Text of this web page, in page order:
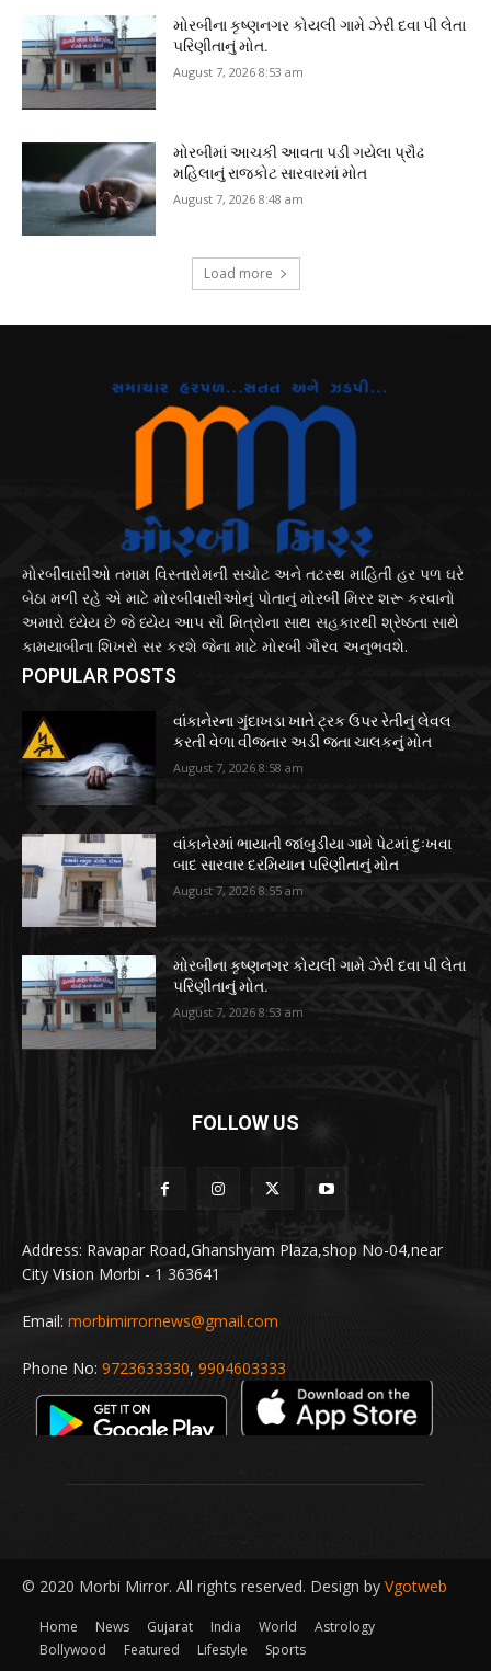
મોરબીના કૃષ્ણનગર કોયલી ગામે ઝેરી દવા પી લેતા
પરિણીતાનું મોત.
August 7, 2026 8:53 am
મોરબીમાં આચકી આવતા પડી ગયેલા પ્રૌઢ
મહિલાનું રાજકોટ સારવારમાં મોત
August 7, 2026 8:48 am
Load more
મોરબીવાસીઓ તમામ વિસ્તારોમની સચોટ અને તટસ્થ માહિતી હર પળ ઘરે
બેઠા મળી રહે એ માટે મોરબીવાસીઓનું પોતાનું મોરબી મિરર શરૂ કરવાનો
અમારો ધ્યેય છે જે ધ્યેય આપ સૌ મિત્રોના સાથ સહકારથી શ્રેષ્ઠતા સાથે
કામયાબીના શિખરો સર કરશે જેના માટે મોરબી ગૌરવ અનુભવશે.
POPULAR POSTS
વાંકાનેરના ગુંદાખડા ખાતે ટ્રક ઉપર રેતીનું લેવલ
કરતી વેળા વીજતાર અડી જતા ચાલકનું મોત
August 7, 2026 8:58 am
વાંકાનેરમાં ભાયાતી જાંબુડીયા ગામે પેટમાં દુઃખવા
બાદ સારવાર દરમિયાન પરિણીતાનું મોત
August 7, 2026 8:55 am
મોરબીના કૃષ્ણનગર કોયલી ગામે ઝેરી દવા પી લેતા
પરિણીતાનું મોત.
August 7, 2026 8:53 am
FOLLOW US
Address: Ravapar Road,Ghanshyam Plaza,shop No-04,near
City Vision Morbi - 1 363641
Email: morbimirrornews@gmail.com
Phone No: 9723633330, 9904603333
© 2020 Morbi Mirror. All rights reserved. Design by Vgotweb
Home News Gujarat India World
Astrology
Bollywood
Featured Lifestyle Sports